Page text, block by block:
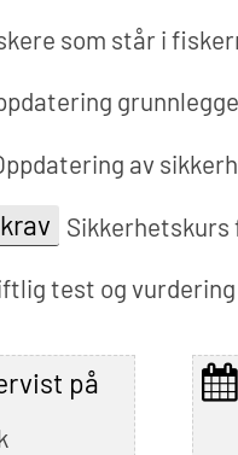
som står i
av
Sikkerhetskurs
test og
på